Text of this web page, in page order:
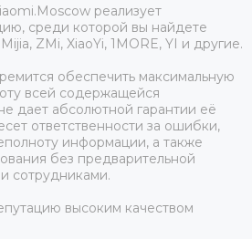
реализует
среди которой вы найдете
ZMi, XiaoYi, 1MORE, YI и другие.
обеспечить максимальную
всей содержащейся
дает абсолютной гарантии её
ответственности за ошибки,
информации, а также
без предварительной
сотрудниками.
высоким качеством